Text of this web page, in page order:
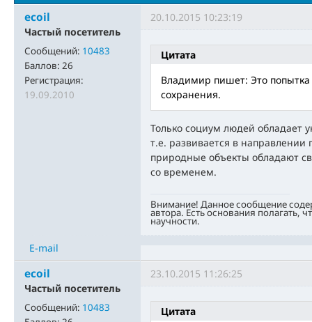
ecoil
Частый посетитель
Сообщений: 10483
Баллов: 26
Регистрация:
19.09.2010
20.10.2015 10:23:19
Цитата
Владимир пишет: Это попытка
сохранения.
Только социум людей обладает
т.е. развивается в направлении
природные объекты обладают
со временем.
Внимание! Данное сообщение
автора. Есть основания полагать,
научности.
E-mail
ecoil
Частый посетитель
Сообщений: 10483
23.10.2015 11:26:25
Цитата